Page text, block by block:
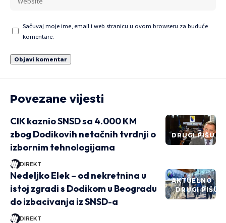
Sačuvaj moje ime, email i web stranicu u ovom browseru za buduće
komentare.
Povezane vijesti
DRUGI PIŠU
CIK kaznio SNSD sa 4.000 KM
zbog Dodikovih netačnih tvrdnji o
izbornim tehnologijama
DIREKT
AKTUELNO
DRUGI PIŠU
Nedeljko Elek – od nekretnina u
istoj zgradi s Dodikom u Beogradu
do izbacivanja iz SNSD-a
DIREKT